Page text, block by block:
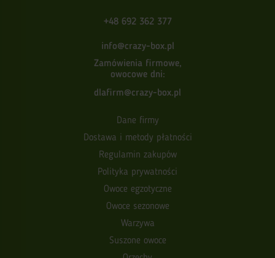
+48 692 362 377
info@crazy-box.pl
Zamówienia firmowe,
owocowe dni:
dlafirm@crazy-box.pl
Dane firmy
Dostawa i metody płatności
Regulamin zakupów
Polityka prywatności
Owoce egzotyczne
Owoce sezonowe
Warzywa
Suszone owoce